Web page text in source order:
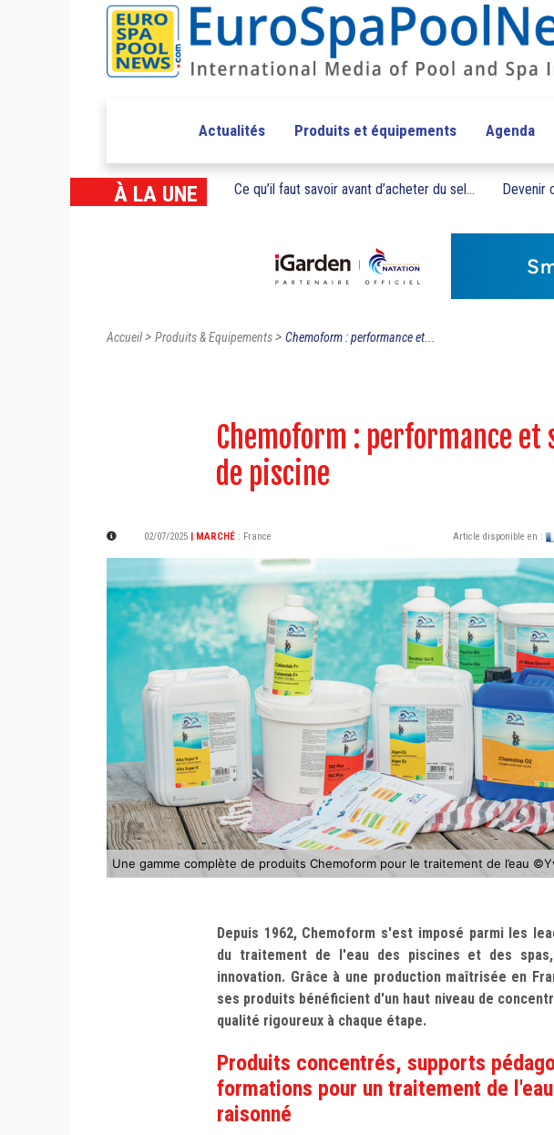
Actualités Produits et équipements Agenda
À LA UNE Ce qu’il faut savoir avant d’acheter du sel... Devenir
Accueil> Produits & Equipements> Chemoform : performance et...
Chemoform : performance et
de piscine
02/07/2025 | MARCHÉ : France Article disponible en :
Une gamme complète de produits Chemoform pour le traitement de l’eau
Depuis 1962, Chemoform s'est imposé parmi les
du traitement de l'eau des piscines et des
innovation. Grâce à une production maîtrisée en
ses produits bénéficient d'un haut niveau de
qualité rigoureux à chaque étape.
Produits concentrés, supports
formations pour un traitement de
raisonné